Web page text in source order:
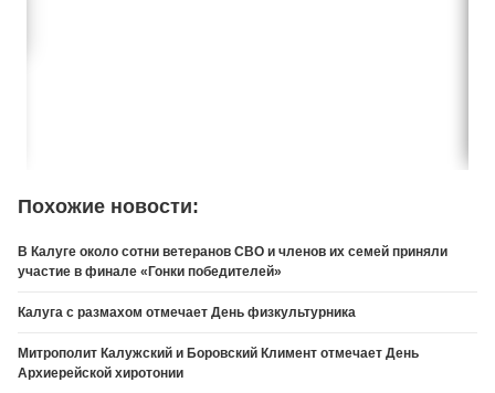
Похожие новости:
В Калуге около сотни ветеранов СВО и членов их семей приняли
участие в финале «Гонки победителей»
Калуга с размахом отмечает День физкультурника
Митрополит Калужский и Боровский Климент отмечает День
Архиерейской хиротонии